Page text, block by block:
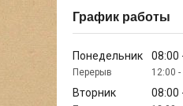
График работы
Понедельник 08:00
12:00
Вторник 08:00